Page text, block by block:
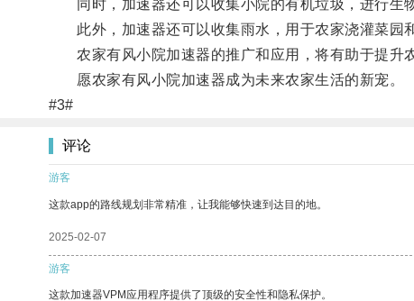
同时，加速器还可以收集小院的有机垃圾，进行生
此外，加速器还可以收集雨水，用于农家浇灌菜园和
农家有风小院加速器的推广和应用，将有助于提升
愿农家有风小院加速器成为未来农家生活的新宠。
#3#
评论
游客
这款app的路线规划非常精准，让我能够快速到达目的地。
2025-02-07
游客
这款加速器VPM应用程序提供了顶级的安全性和隐私保护。